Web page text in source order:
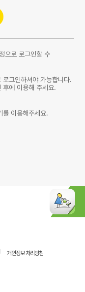
으로 로그인할 수
그인하셔야 가능합니다.
후에 이용해 주세요.
를 이용해주세요.
개인정보 처리방침